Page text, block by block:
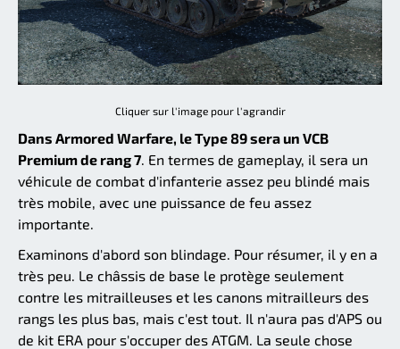
Cliquer sur l'image pour l'agrandir
Dans Armored Warfare, le Type 89 sera un VCB
Premium de rang 7. En termes de gameplay, il sera un
véhicule de combat d'infanterie assez peu blindé mais
très mobile, avec une puissance de feu assez
importante.
Examinons d'abord son blindage. Pour résumer, il y en a
très peu. Le châssis de base le protège seulement
contre les mitrailleuses et les canons mitrailleurs des
rangs les plus bas, mais c'est tout. Il n'aura pas d'APS ou
de kit ERA pour s'occuper des ATGM. La seule chose